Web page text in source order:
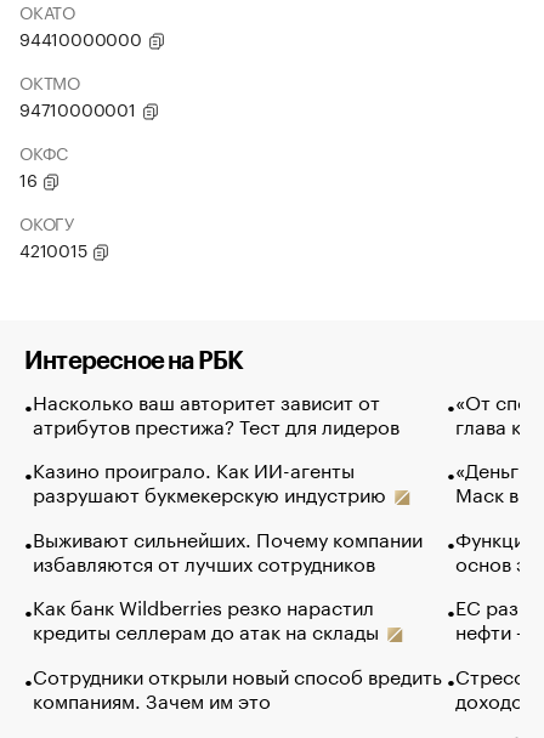
ОКАТО
94410000000
ОКТМО
94710000001
ОКФС
16
ОКОГУ
4210015
Интересное на РБК
Насколько ваш авторитет зависит от
атрибутов престижа? Тест для лидеров
Казино проиграло. Как ИИ-агенты
разрушают букмекерскую индустрию
Выживают сильнейших. Почему компании
избавляются от лучших сотрудников
Как банк Wildberries резко нарастил
кредиты селлерам до атак на склады
Сотрудники открыли новый способ вредить
компаниям. Зачем им это
«От
глава
«Деньги
Маск в
Функции
основ
ЕС
нефти —
Стресс
доходов